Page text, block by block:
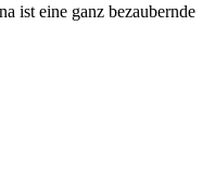
ist eine ganz bezaubernde